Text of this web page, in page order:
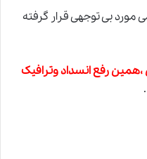
مورد بی توجهی قرار گرفته
،همین رفع انسداد وترافیک
.